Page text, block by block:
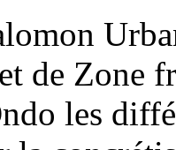
de Zone
les